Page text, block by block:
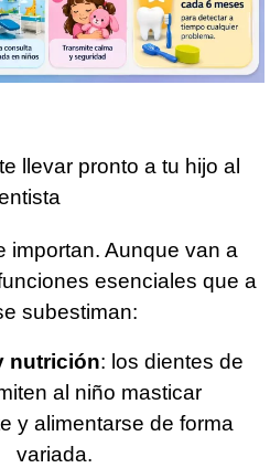
llevar pronto a tu hijo al
importan. Aunque van a
esenciales que a
subestiman:
nutrición: los dientes de
al niño masticar
y alimentarse de forma
variada.